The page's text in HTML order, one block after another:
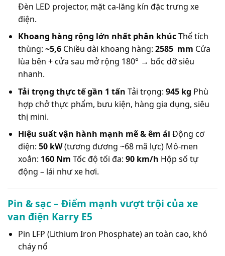
Đèn LED projector, mặt ca-lăng kín đặc trưng xe
điện.
Khoang hàng rộng lớn nhất phân khúcThể tích
thùng: ~5,6Chiều dài khoang hàng: 2585 mm Cửa
lùa bên + cửa sau mở rộng 180° → bốc dỡ siêu
nhanh.
Tải trọng thực tế gần 1 tấn Tải trọng: 945 kg Phù
hợp chở thực phẩm, bưu kiện, hàng gia dụng, siêu
thị mini.
Hiệu suất vận hành mạnh mẽ & êm ái Động cơ
điện: 50 kW(tương đương ~68 mã lực) Mô-men
xoắn: 160 Nm Tốc độ tối đa: 90 km/h Hộp số tự
động – lái như xe hơi.
Pin & sạc – Điểm mạnh vượt trội của xe
van điện Karry E5
Pin LFP (Lithium Iron Phosphate) an toàn cao, khó
cháy nổ